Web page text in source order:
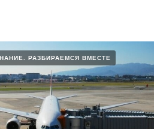
РАЗБИРАЕМСЯ ВМЕСТЕ